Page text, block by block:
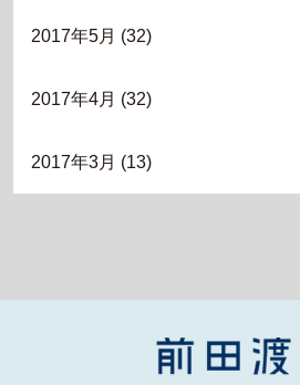
2017年5月 (32)
2017年4月 (32)
2017年3月 (13)